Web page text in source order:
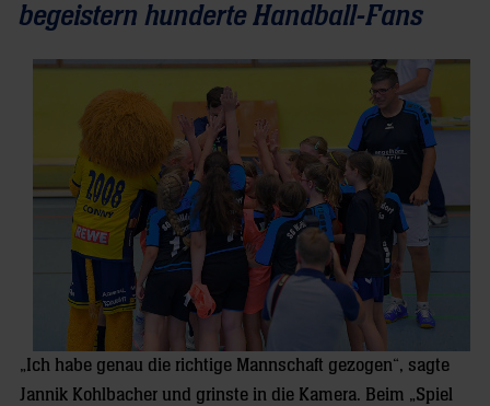
begeistern hunderte Handball-Fans
„Ich habe genau die richtige Mannschaft gezogen“, sagte
Jannik Kohlbacher und grinste in die Kamera. Beim „Spiel